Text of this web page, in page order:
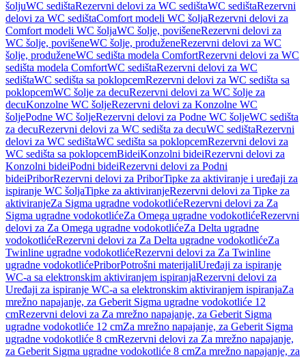
šoljuWC sedištaRezervni delovi za WC sedištaWC sedištaRezervni
delovi za WC sedištaComfort modeli WC šoljaRezervni delovi za
Comfort modeli WC šoljaWC šolje, povišeneRezervni delovi za
WC šolje, povišeneWC šolje, produženeRezervni delovi za WC
šolje, produženeWC sedišta modela ComfortRezervni delovi za WC
sedišta modela ComfortWC sedištaRezervni delovi za WC
sedištaWC sedišta sa poklopcemRezervni delovi za WC sedišta sa
poklopcemWC šolje za decuRezervni delovi za WC šolje za
decuKonzolne WC šoljeRezervni delovi za Konzolne WC
šoljePodne WC šoljeRezervni delovi za Podne WC šoljeWC sedišta
za decuRezervni delovi za WC sedišta za decuWC sedištaRezervni
delovi za WC sedištaWC sedišta sa poklopcemRezervni delovi za
WC sedišta sa poklopcemBideiKonzolni bideiRezervni delovi za
Konzolni bideiPodni bideiRezervni delovi za Podni
bideiPriborRezervni delovi za PriborTipke za aktiviranje i uređaji za
ispiranje WC šoljaTipke za aktiviranjeRezervni delovi za Tipke za
aktiviranjeZa Sigma ugradne vodokotlićeRezervni delovi za Za
Sigma ugradne vodokotlićeZa Omega ugradne vodokotlićeRezervni
delovi za Za Omega ugradne vodokotlićeZa Delta ugradne
vodokotlićeRezervni delovi za Za Delta ugradne vodokotlićeZa
Twinline ugradne vodokotlićeRezervni delovi za Za Twinline
ugradne vodokotlićePriborPotrošni materijaliUređaji za ispiranje
WC-a sa elektronskim aktiviranjem ispiranjaRezervni delovi za
Uređaji za ispiranje WC-a sa elektronskim aktiviranjem ispiranjaZa
mrežno napajanje, za Geberit Sigma ugradne vodokotliće 12
cmRezervni delovi za Za mrežno napajanje, za Geberit Sigma
ugradne vodokotliće 12 cmZa mrežno napajanje, za Geberit Sigma
ugradne vodokotliće 8 cmRezervni delovi za Za mrežno napajanje,
za Geberit Sigma ugradne vodokotliće 8 cmZa mrežno napajanje, za